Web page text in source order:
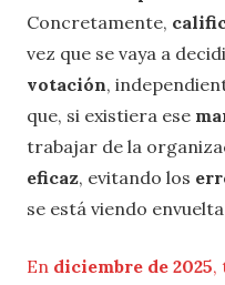
Concretamente,
vez que se vaya a
votación,
que, si existiera ese
trabajar de la
eficaz, evitando los
se está viendo
En diciembre de 2025,